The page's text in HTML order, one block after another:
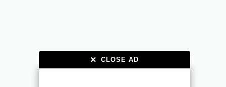
× CLOSE AD
× CLOSE AD